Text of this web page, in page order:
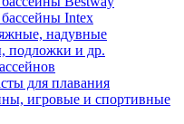
Intex
надувные
подложки и др.
для плавания
игровые и спортивные